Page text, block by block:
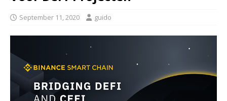
September 11, 2020 guido